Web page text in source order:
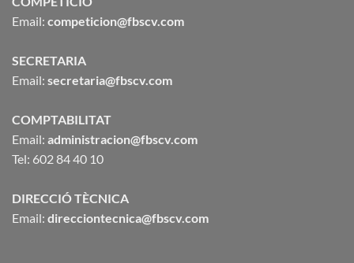
Email: competicion@fbscv.com
SECRETARIA
Email: secretaria@fbscv.com
COMPTABILITAT
Email: administracion@fbscv.com
Tel: 602 84 40 10
DIRECCIÓ TÈCNICA
Email: direcciontecnica@fbscv.com